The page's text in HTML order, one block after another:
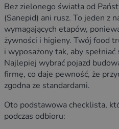
Bez zielonego światła od
(Sanepid) ani rusz. To jeden z
wymagających etapów,
żywności i higieny. Twój food
i wyposażony tak, aby
Najlepiej wybrać pojazd
firmę, co daje pewność, że
zgodna ze standardami.
Oto podstawowa checklista,
podczas odbioru: